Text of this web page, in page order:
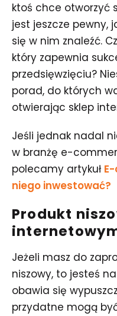
ktoś chce otworzyć
jest jeszcze pewny,
się w nim znaleźć.
który zapewnia
przedsięwzięciu?
porad, do których
otwierając sklep
Jeśli jednak nadal
w branżę e-
polecamy artykuł
niego inwestować?
Produkt
Jeżeli masz do
niszowy, to jesteś
obawia się
przydatne mogą